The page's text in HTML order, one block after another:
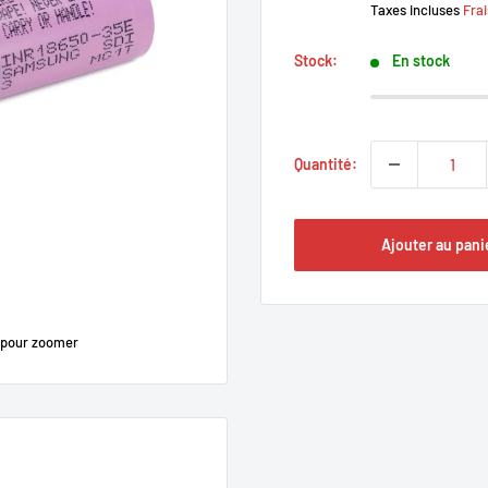
zoomer
Taxes incluses
Stock: En stock
Quantité:
Ajouter au